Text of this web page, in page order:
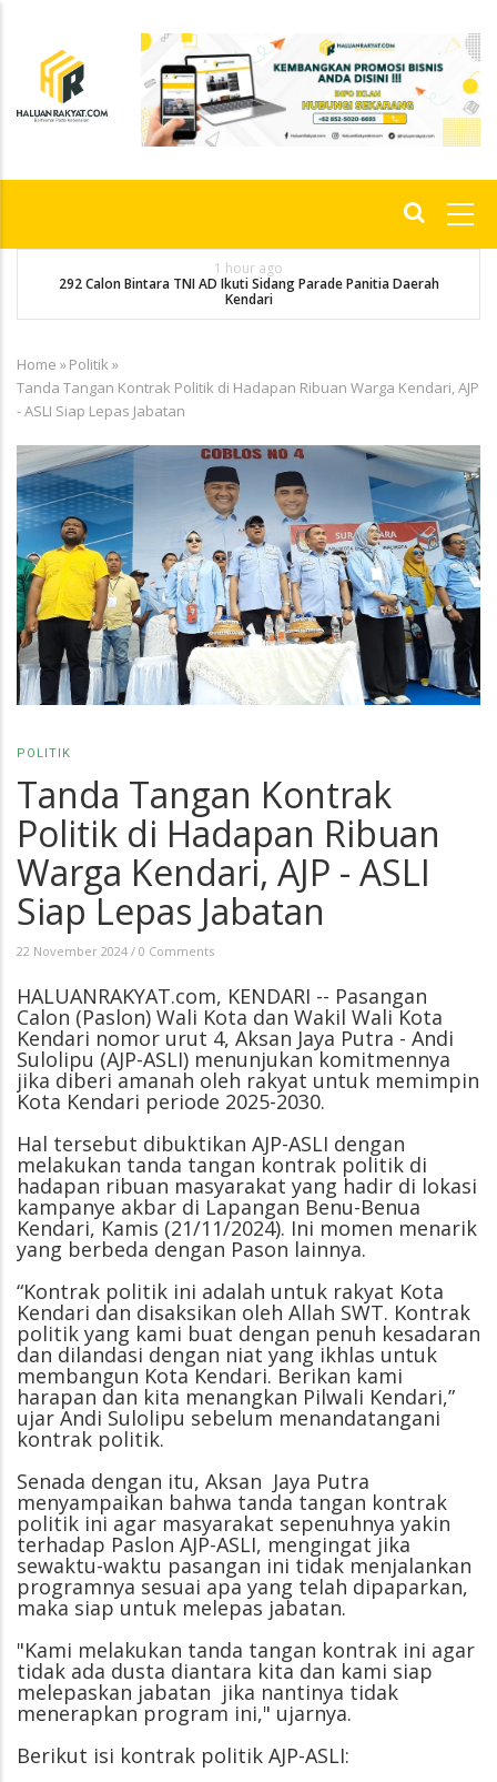
content
1 hour ago
292 Calon Bintara TNI AD Ikuti Sidang Parade Panitia Daerah
Kendari
Breadcrumb
Home »Politik »
Tanda Tangan Kontrak Politik di Hadapan Ribuan Warga Kendari, AJP
- ASLI Siap Lepas Jabatan
POLITIK
Tanda Tangan Kontrak
Politik di Hadapan Ribuan
Warga Kendari, AJP - ASLI
Siap Lepas Jabatan
22 November 2024 / 0 Comments
HALUANRAKYAT.com, KENDARI -- Pasangan
Calon (Paslon) Wali Kota dan Wakil Wali Kota
Kendari nomor urut 4, Aksan Jaya Putra - Andi
Sulolipu (AJP-ASLI) menunjukan komitmennya
jika diberi amanah oleh rakyat untuk memimpin
Kota Kendari periode 2025-2030.
Hal tersebut dibuktikan AJP-ASLI dengan
melakukan tanda tangan kontrak politik di
hadapan ribuan masyarakat yang hadir di lokasi
kampanye akbar di Lapangan Benu-Benua
Kendari, Kamis (21/11/2024). Ini momen menarik
yang berbeda dengan Pason lainnya.
“Kontrak politik ini adalah untuk rakyat Kota
Kendari dan disaksikan oleh Allah SWT. Kontrak
politik yang kami buat dengan penuh kesadaran
dan dilandasi dengan niat yang ikhlas untuk
membangun Kota Kendari. Berikan kami
harapan dan kita menangkan Pilwali Kendari,”
ujar Andi Sulolipu sebelum menandatangani
kontrak politik.
Senada dengan itu, Aksan Jaya Putra
menyampaikan bahwa tanda tangan kontrak
politik ini agar masyarakat sepenuhnya yakin
terhadap Paslon AJP-ASLI, mengingat jika
sewaktu-waktu pasangan ini tidak menjalankan
programnya sesuai apa yang telah dipaparkan,
maka siap untuk melepas jabatan.
"Kami melakukan tanda tangan kontrak ini agar
tidak ada dusta diantara kita dan kami siap
melepaskan jabatan jika nantinya tidak
menerapkan program ini," ujarnya.
Berikut isi kontrak politik AJP-ASLI: